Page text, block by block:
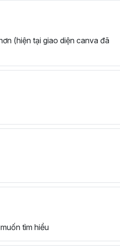
(hiện tại giao diện canva đã
tìm hiểu